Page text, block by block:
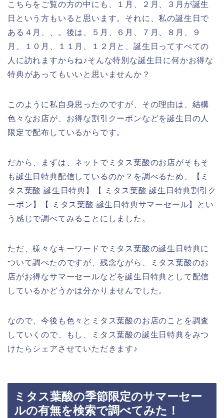
こちらをご覧の方の中にも、１月、２月、３月が誕生
日という方もいると思います。それに、私の誕生日で
ある４月、、。後は、５月、６月、７月、８月、９
月、１０月、１１月、１２月と、誕生日ってすべての
人に訪れますからね♪そんな特別な誕生日に何かお得な
特典があってもいいと思いませんか？
このように私自身思ったのですが、その理由は、結構
色々なお店が、お得な割引クーポンなどを誕生日の人
限定で配布しているからです。
だから、まずは、ネットでミタス葉酸のお店がそもそ
も誕生日特典配信しているのか？を調べるため、【ミ
タス葉酸 誕生日特典】【 ミタス葉酸 誕生日特典割引ク
ーポン】【 ミタス葉酸 誕生日特典サマーセール】とい
う感じで調べてみることにしました。
ただ、様々なキーワードでミタス葉酸の誕生日特典に
ついて調べたのですが、残念ながら、ミタス葉酸のお
店がお得なサマーセールなどを誕生日特典として配信
しているかどうかは分かりませんでした。
なので、今後も色々とミタス葉酸のお店のことを調査
していくので、もし、ミタス葉酸の誕生日特典をみつ
けたらシェアさせていただきます♪
ミタス葉酸の季節限定のサマーセー
ルの有無を検索で調べてみた！